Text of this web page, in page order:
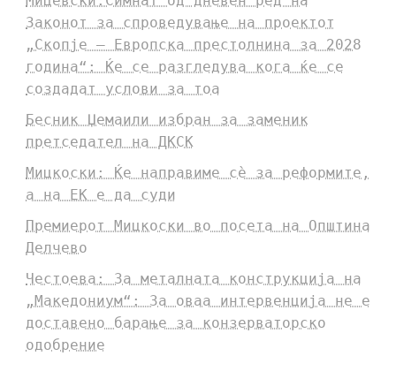
Законот за спроведување на проектот
„Скопје – Европска престолнина за 2028
година“: Ќе се разгледува кога ќе се
создадат услови за тоа
Бесник Џемаили избран за заменик
претседател на ДКСК
Мицкоски: Ќе направиме сè за реформите,
а на ЕК е да суди
Премиерот Мицкоски во посета на Општина
Делчево
Честоева: За металната конструкција на
„Македониум“: За оваа интервенција не е
доставено барање за конзерваторско
одобрение